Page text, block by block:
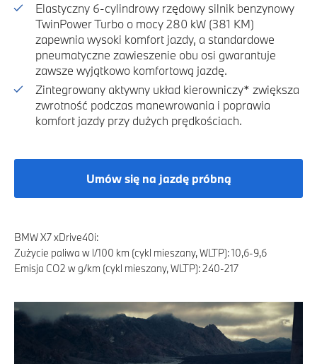
Elastyczny 6-cylindrowy rzędowy silnik benzynowy
TwinPower Turbo o mocy 280 kW (381 KM)
zapewnia wysoki komfort jazdy, a standardowe
pneumatyczne zawieszenie obu osi gwarantuje
zawsze wyjątkowo komfortową jazdę.
Zintegrowany aktywny układ kierowniczy* zwiększa
zwrotność podczas manewrowania i poprawia
komfort jazdy przy dużych prędkościach.
Umów się na jazdę próbną
BMW X7 xDrive40i:
Zużycie paliwa w l/100 km (cykl mieszany, WLTP): 10,6-9,6
Emisja CO2 w g/km (cykl mieszany, WLTP): 240-217